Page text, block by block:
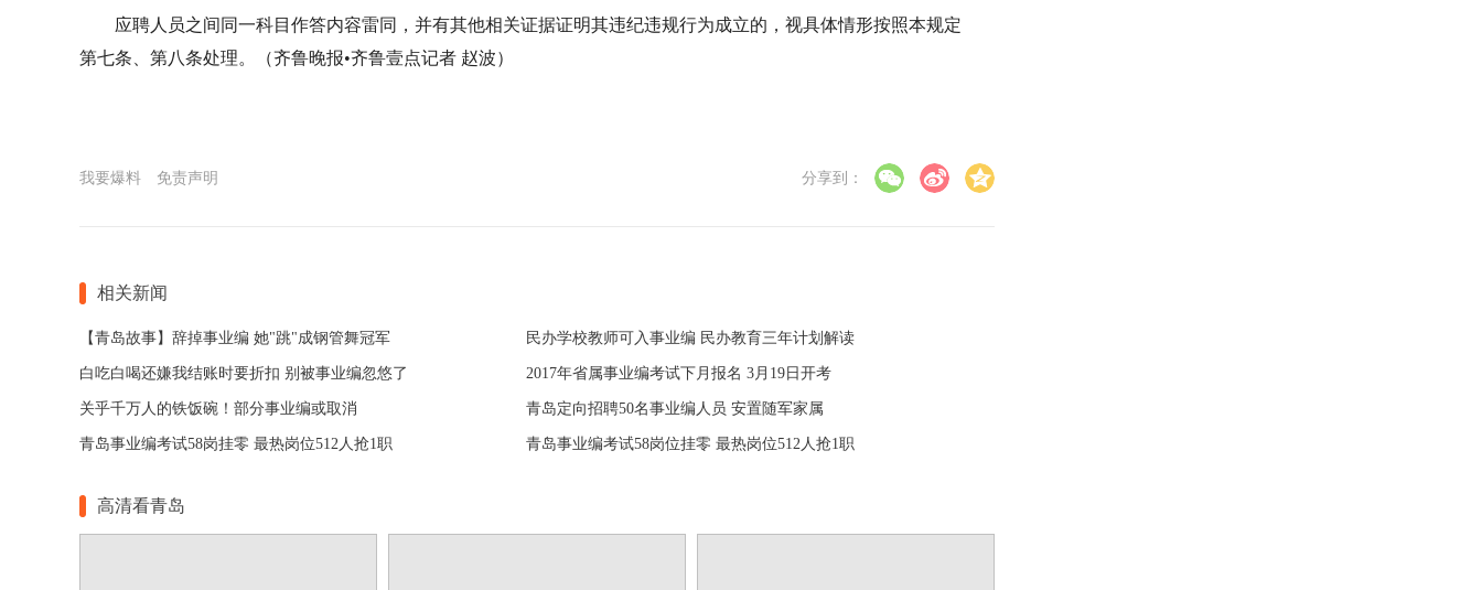
应聘人员之间同一科目作答内容雷同，并有其他相关证据证明其违纪违规行为成立的，视具体情形按照本规定
第七条、第八条处理。（齐鲁晚报•齐鲁壹点记者 赵波）
我要爆料 免责声明 分享到：
相关新闻
【青岛故事】辞掉事业编 她"跳"成钢管舞冠军 民办学校教师可入事业编 民办教育三年计划解读
白吃白喝还嫌我结账时要折扣 别被事业编忽悠了 2017年省属事业编考试下月报名 3月19日开考
关乎千万人的铁饭碗！部分事业编或取消 青岛定向招聘50名事业编人员 安置随军家属
青岛事业编考试58岗挂零 最热岗位512人抢1职 青岛事业编考试58岗位挂零 最热岗位512人抢1职
高清看青岛